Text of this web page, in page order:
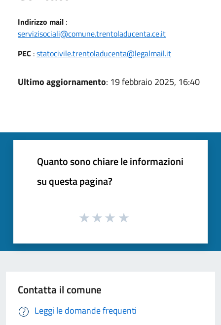
Indirizzo mail :
servizisociali@comune.trentoladucenta.ce.it
PEC :statocivile.trentoladucenta@legalmail.it
Ultimo aggiornamento: 19 febbraio 2025, 16:40
Quanto sono chiare le informazioni
su questa pagina?
Contatta il comune
Leggi le domande frequenti